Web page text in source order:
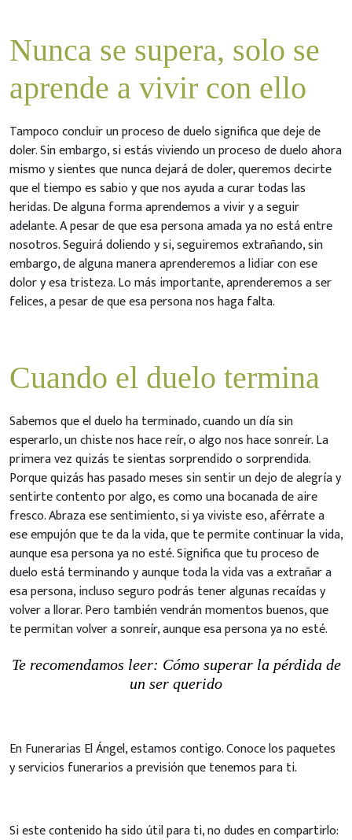
Nunca se supera, solo se
aprende a vivir con ello
Tampoco concluir un proceso de duelo significa que deje de
doler. Sin embargo, si estás viviendo un proceso de duelo ahora
mismo y sientes que nunca dejará de doler, queremos decirte
que el tiempo es sabio y que nos ayuda a curar todas las
heridas. De alguna forma aprendemos a vivir y a seguir
adelante. A pesar de que esa persona amada ya no está entre
nosotros. Seguirá doliendo y si, seguiremos extrañando, sin
embargo, de alguna manera aprenderemos a lidiar con ese
dolor y esa tristeza. Lo más importante, aprenderemos a ser
felices, a pesar de que esa persona nos haga falta.
Cuando el duelo termina
Sabemos que el duelo ha terminado, cuando un día sin
esperarlo, un chiste nos hace reír, o algo nos hace sonreír. La
primera vez quizás te sientas sorprendido o sorprendida.
Porque quizás has pasado meses sin sentir un dejo de alegría y
sentirte contento por algo, es como una bocanada de aire
fresco. Abraza ese sentimiento, si ya viviste eso, aférrate a
ese empujón que te da la vida, que te permite continuar la vida,
aunque esa persona ya no esté. Significa que tu proceso de
duelo está terminando y aunque toda la vida vas a extrañar a
esa persona, incluso seguro podrás tener algunas recaídas y
volver a llorar. Pero también vendrán momentos buenos, que
te permitan volver a sonreír, aunque esa persona ya no esté.
Te recomendamos leer: Cómo superar la pérdida de
un ser querido
En Funerarias El Ángel, estamos contigo. Conoce los paquetes
y servicios funerarios a previsión que tenemos para ti.
Si este contenido ha sido útil para ti, no dudes en compartirlo: